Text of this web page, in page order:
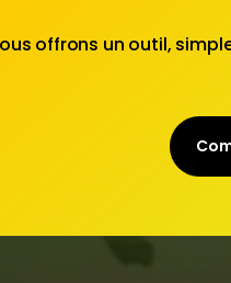
offrons un outil,